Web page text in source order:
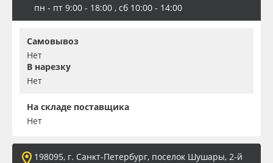
Баннер
Заготовки для сувениров
пн - пт 9:00 - 18:00 , сб 10:00 - 14:00
Самовывоз
Нет
В нарезку
Нет
На складе поставщика
Нет
198095, г. Санкт-Петербург, поселок Шушары, 2-й